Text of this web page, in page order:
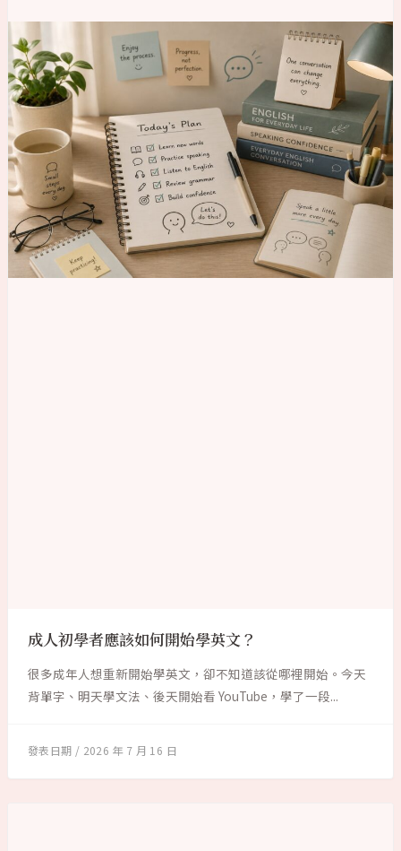
成人初學者應該如何開始學英文？
很多成年人想重新開始學英文，卻不知道該從哪裡開始。今天
背單字、明天學文法、後天開始看 YouTube，學了一段...
2026 年 7 月 16 日